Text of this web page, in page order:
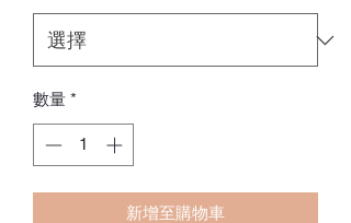
數量 *
新增至購物車